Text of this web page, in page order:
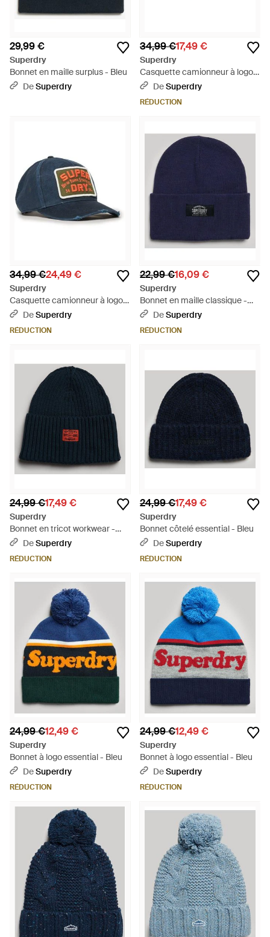
29,99 €
Superdry
Bonnet en maille surplus - Bleu
DeSuperdry
34,99 €17,49 €
Superdry
Casquette camionneur à logo
graphique - Bleu
DeSuperdry
RÉDUCTION
34,99 €24,49 €
Superdry
Casquette camionneur à logo
graphique - Bleu
DeSuperdry
RÉDUCTION
22,99 €16,09 €
Superdry
Bonnet en maille classique -
BleuDeSuperdry
RÉDUCTION
24,99 €17,49 €
Superdry
Bonnet en tricot workwear -
BleuDeSuperdry
RÉDUCTION
24,99 €17,49 €
Superdry
Bonnet côtelé essential - Bleu
DeSuperdry
RÉDUCTION
24,99 €12,49 €
Superdry
Bonnet à logo essential - Bleu
DeSuperdry
RÉDUCTION
24,99 €12,49 €
Superdry
Bonnet à logo essential - Bleu
DeSuperdry
RÉDUCTION